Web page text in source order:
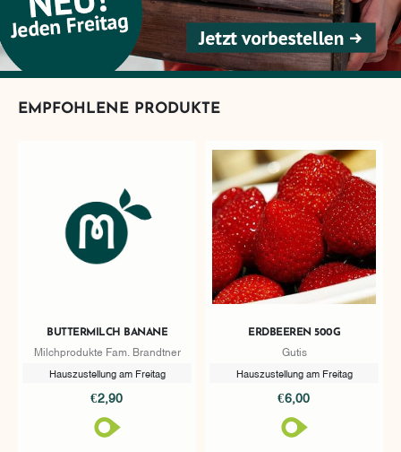
EMPFOHLENE PRODUKTE
BUTTERMILCH BANANE
Milchprodukte Fam. Brandtner
Hauszustellung am Freitag
€2,90
ERDBEEREN 500G
Gutis
Hauszustellung am Freitag
€6,00